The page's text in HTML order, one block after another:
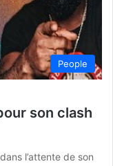
People
son clash
l’attente de son